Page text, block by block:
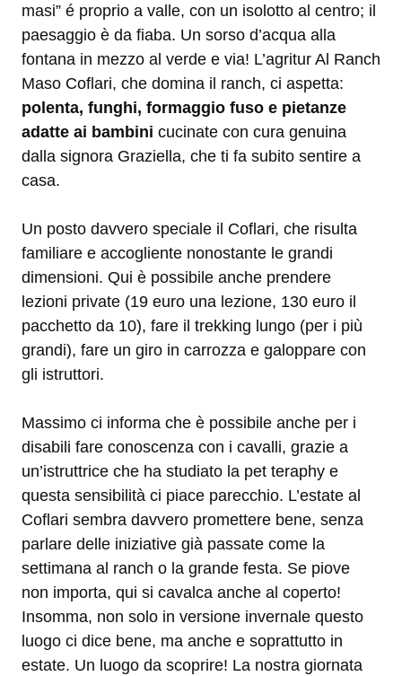
masi” é proprio a valle, con un isolotto al centro; il
paesaggio è da fiaba. Un sorso d’acqua alla
fontana in mezzo al verde e via! L’agritur Al Ranch
Maso Coflari, che domina il ranch, ci aspetta:
polenta, funghi, formaggio fuso e pietanze
adatte ai bambini cucinate con cura genuina
dalla signora Graziella, che ti fa subito sentire a
casa.
Un posto davvero speciale il Coflari, che risulta
familiare e accogliente nonostante le grandi
dimensioni. Qui è possibile anche prendere
lezioni private (19 euro una lezione, 130 euro il
pacchetto da 10), fare il trekking lungo (per i più
grandi), fare un giro in carrozza e galoppare con
gli istruttori.
Massimo ci informa che è possibile anche per i
disabili fare conoscenza con i cavalli, grazie a
un’istruttrice che ha studiato la pet teraphy e
questa sensibilità ci piace parecchio. L’estate al
Coflari sembra davvero promettere bene, senza
parlare delle iniziative già passate come la
settimana al ranch o la grande festa. Se piove
non importa, qui si cavalca anche al coperto!
Insomma, non solo in versione invernale questo
luogo ci dice bene, ma anche e soprattutto in
estate. Un luogo da scoprire! La nostra giornata